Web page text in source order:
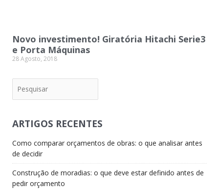
Novo investimento! Giratória Hitachi Serie3
e Porta Máquinas
28 Agosto, 2018
ARTIGOS RECENTES
Como comparar orçamentos de obras: o que analisar antes
de decidir
Construção de moradias: o que deve estar definido antes de
pedir orçamento